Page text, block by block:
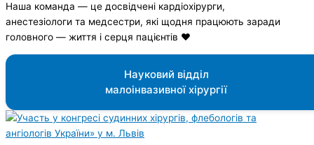
Наша команда — це досвідчені кардіохірурги,
анестезіологи та медсестри, які щодня працюють заради
головного — життя і серця пацієнтів ❤️
Науковий відділ
малоінвазивної хірургії